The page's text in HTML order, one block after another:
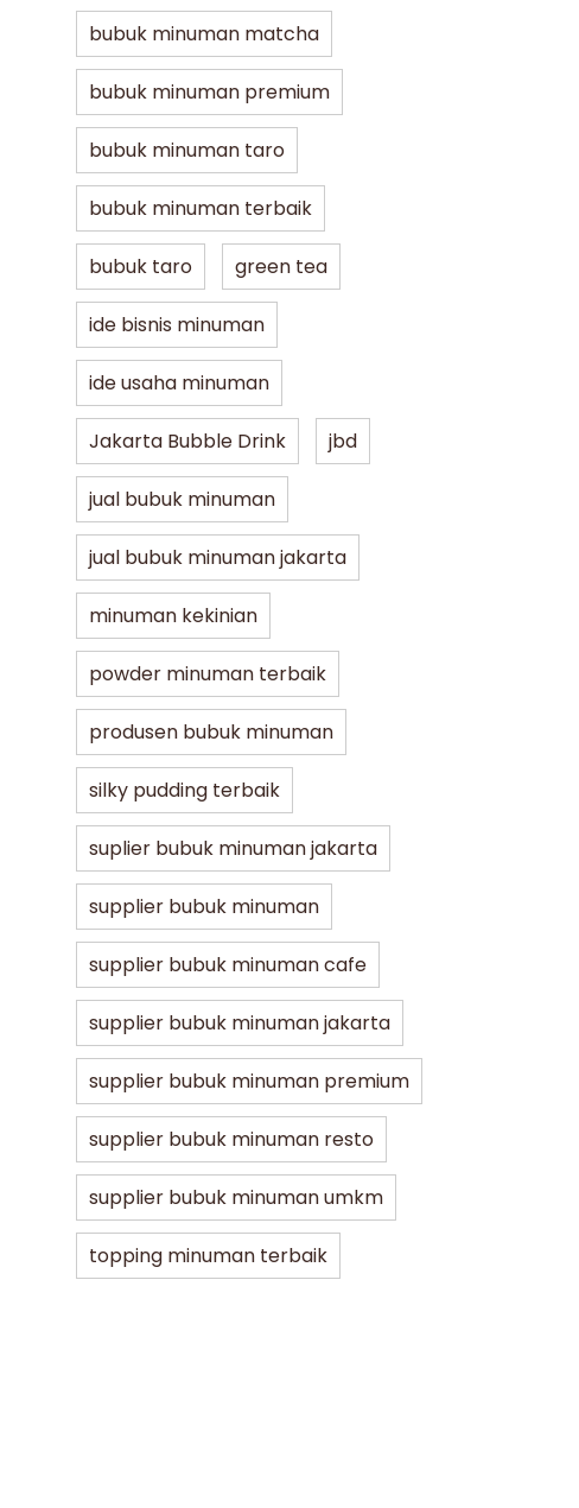
bubuk minuman matcha
bubuk minuman premium
bubuk minuman taro
bubuk minuman terbaik
bubuk taro green tea
ide bisnis minuman
ide usaha minuman
Jakarta Bubble Drink jbd
jual bubuk minuman
jual bubuk minuman jakarta
minuman kekinian
powder minuman terbaik
produsen bubuk minuman
silky pudding terbaik
suplier bubuk minuman jakarta
supplier bubuk minuman
supplier bubuk minuman cafe
supplier bubuk minuman jakarta
supplier bubuk minuman premium
supplier bubuk minuman resto
supplier bubuk minuman umkm
topping minuman terbaik